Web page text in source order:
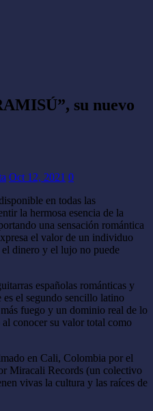
su nuevo
Oct 12, 2021 0
en todas las
la hermosa esencia de la
una sensación romántica
el valor de un individuo
dinero y el lujo no puede
españolas románticas y
es el segundo sencillo latino
fuego y un dominio real de lo
conocer su valor total como
en Cali, Colombia por el
Miracali Records (un colectivo
vivas la cultura y las raíces de